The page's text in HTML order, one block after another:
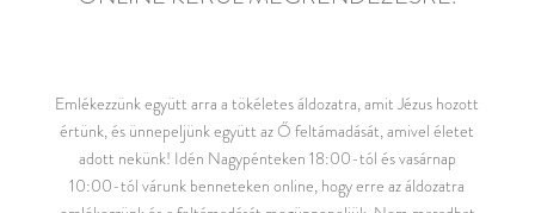
Emlékezzünk együtt arra a tökéletes áldozatra, amit Jézus hozott
értünk, és ünnepeljünk együtt az Ő feltámadását, amivel életet
adott nekünk! Idén Nagypénteken 18:00-tól és vasárnap
10:00-tól várunk benneteken online, hogy erre az áldozatra